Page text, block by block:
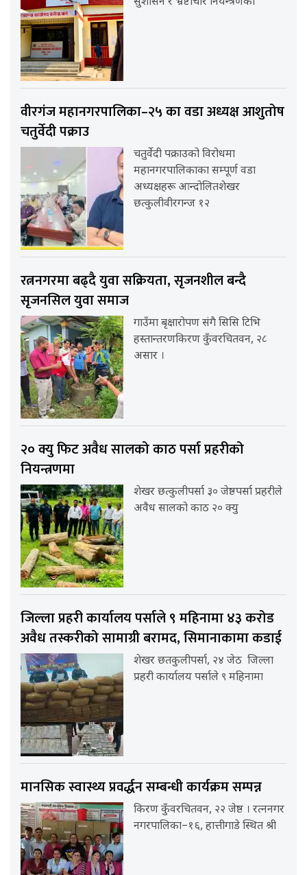
वीरगंज महानगरपालिका–२५ का वडा अध्यक्ष आशुतोष
चतुर्वेदी पक्राउ
चतुर्वेदी पक्राउको विरोधमा
महानगरपालिकाका सम्पूर्ण वडा
अध्यक्षहरू आन्दोलितशेखर
छत्कुलीवीरगन्ज १२
रत्ननगरमा बढ्दै युवा सक्रियता, सृजनशील बन्दै
सृजनसिल युवा समाज
गाउँमा बृक्षारोपण संगै सिसि टिभि
हस्तान्तरणकिरण कुँवरचितवन, २८
असार ।
२० क्यु फिट अवैध सालको काठ पर्सा प्रहरीको
नियन्त्रणमा
शेखर छत्कुलीपर्सा ३० जेष्ठपर्सा प्रहरीले
अवैध सालको काठ २० क्यु
जिल्ला प्रहरी कार्यालय पर्साले ९ महिनामा ४३ करोड
अवैध तस्करीको सामाग्री बरामद, सिमानाकामा कडाई
शेखर छतकुलीपर्सा, २४ जेठ जिल्ला
प्रहरी कार्यालय पर्साले ९ महिनामा
मानसिक स्वास्थ्य प्रवर्द्धन सम्बन्धी कार्यक्रम सम्पन्न
किरण कुँवरचितवन, २२ जेष्ठ । रत्ननगर
नगरपालिका–१६, हात्तीगाडे स्थित श्री